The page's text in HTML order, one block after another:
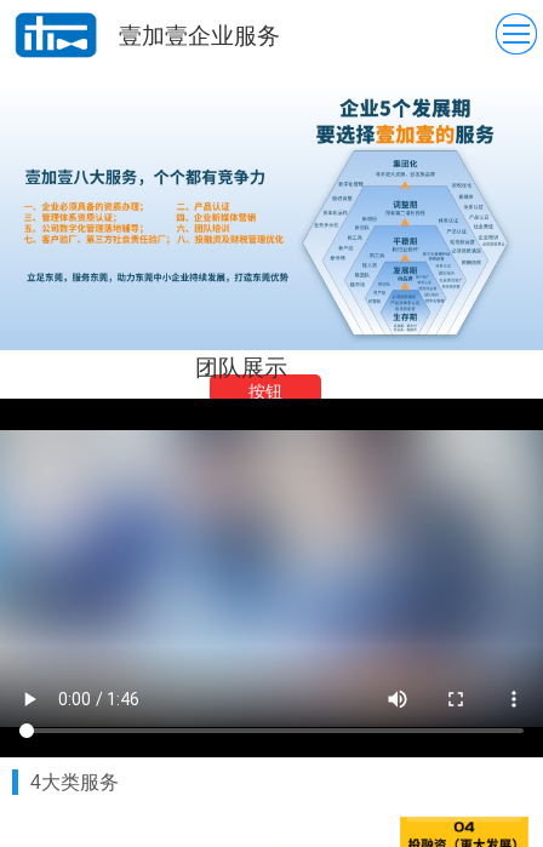
壹加壹企业服务
团队展示
按钮
4大类服务